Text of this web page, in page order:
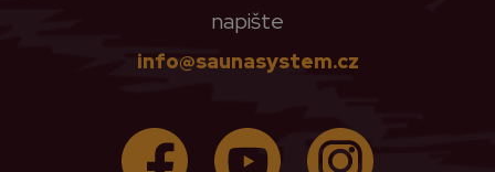
napište
info@saunasystem.cz